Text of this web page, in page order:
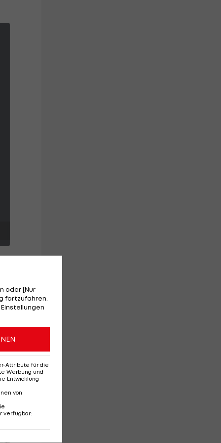
oder [Nur
fortzufahren.
Attribute für die
Werbung und
Entwicklung
von
verfügbar: